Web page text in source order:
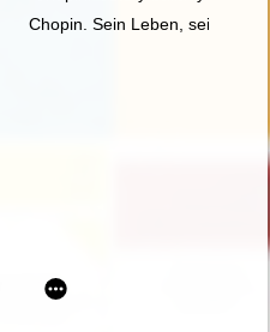
inquiries
Chopin. Sein Leben, sein